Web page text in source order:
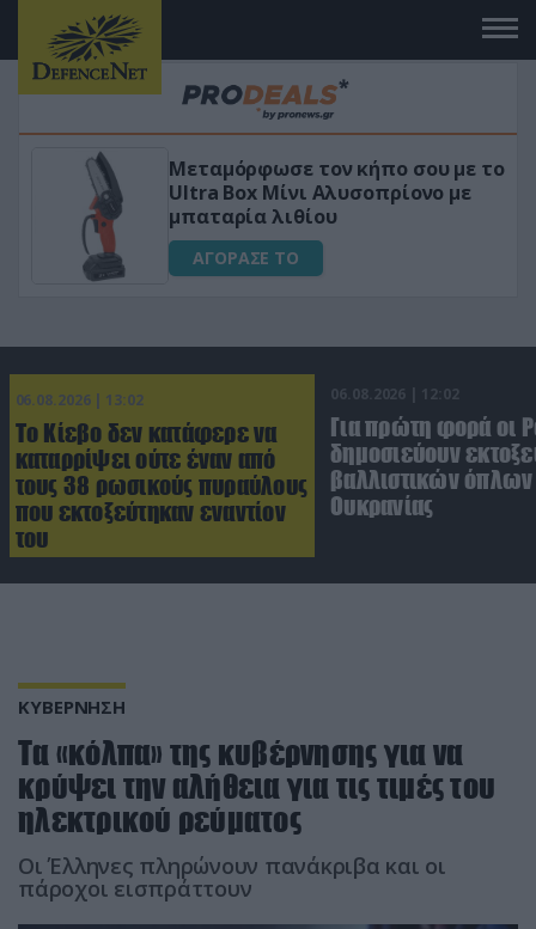
Μεταμόρφωσε τον κήπο σου με το
Ultra Box Μίνι Αλυσοπρίονο με
μπαταρία λιθίου
ΑΓΟΡΑΣΕ ΤΟ
06.08.2026 | 13:02
Το Κίεβο δεν κατάφερε να
καταρρίψει ούτε έναν από
τους 38 ρωσικούς πυραύλους
που εκτοξεύτηκαν εναντίον
του
06.08.2026 | 12:02
Για πρώτη φορά οι
δημοσιεύουν
βαλλιστικών όπλων
Ουκρανίας
ΚΥΒΕΡΝΗΣΗ
Τα «κόλπα» της κυβέρνησης για να
κρύψει την αλήθεια για τις τιμές του
ηλεκτρικού ρεύματος
Οι Έλληνες πληρώνουν πανάκριβα και οι
πάροχοι εισπράττουν